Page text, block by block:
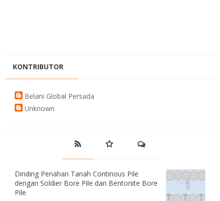
KONTRIBUTOR
Belani Global Persada
Unknown
Dinding Penahan Tanah Continous Pile
dengan Soldier Bore Pile dan Bentonite Bore
Pile